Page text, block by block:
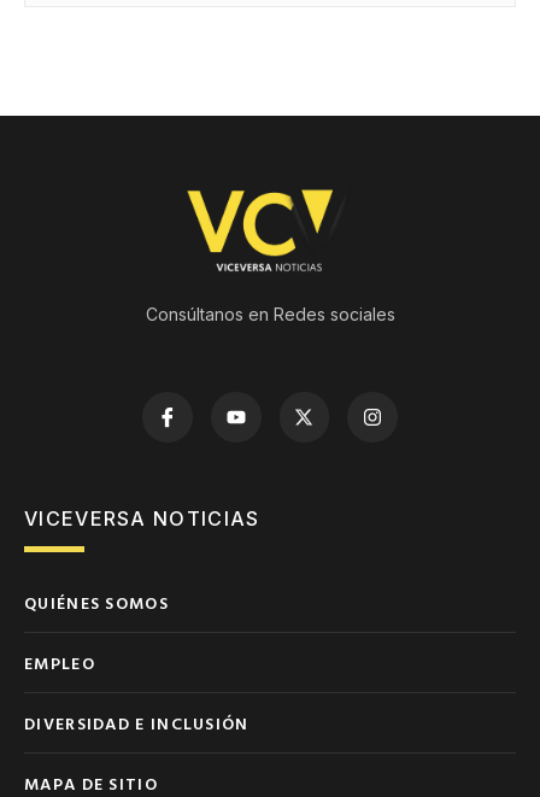
Consúltanos en Redes sociales
VICEVERSA NOTICIAS
QUIÉNES SOMOS
EMPLEO
DIVERSIDAD E INCLUSIÓN
MAPA DE SITIO